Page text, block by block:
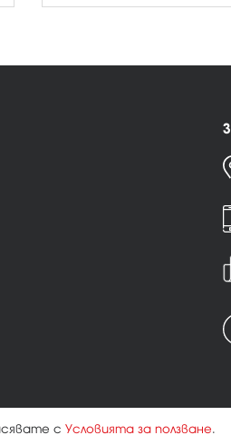
с Условията за ползване.